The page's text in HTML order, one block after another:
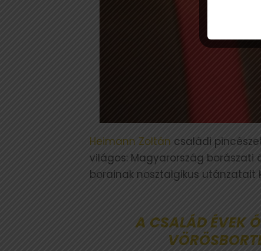
Heimann Zoltán családi
világos: Magyarország
borainak nosztalgikus utánzatait
A CSALÁD ÉVEK